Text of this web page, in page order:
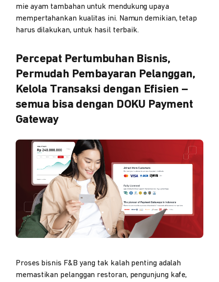
mie ayam tambahan untuk mendukung upaya
mempertahankan kualitas ini. Namun demikian, tetap
harus dilakukan, untuk hasil terbaik.
Percepat Pertumbuhan Bisnis,
Permudah Pembayaran Pelanggan,
Kelola Transaksi dengan Efisien –
semua bisa dengan DOKU Payment
Gateway
Proses bisnis F&B yang tak kalah penting adalah
memastikan pelanggan restoran, pengunjung kafe,